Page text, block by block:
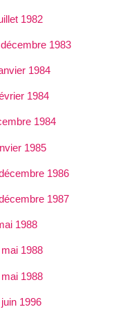
1982
1983
1984
1984
1984
1985
1986
1987
1988
1988
1988
1996